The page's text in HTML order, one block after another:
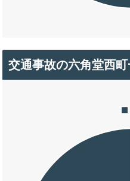
交通事故の六角堂西